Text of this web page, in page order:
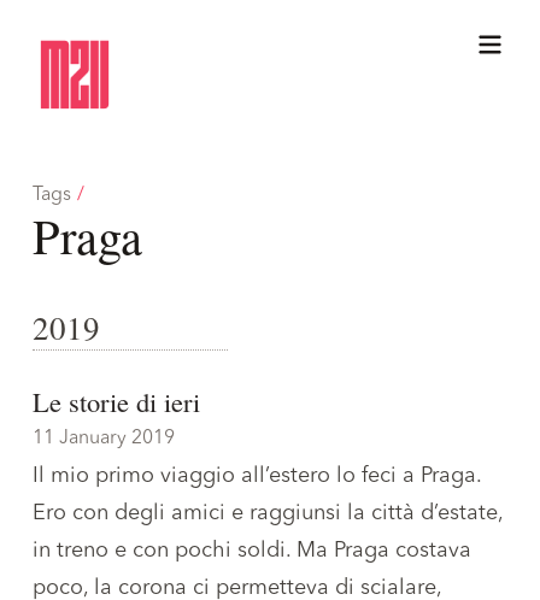
Tags /
Praga
2019
Le storie di ieri
11 January 2019
Il mio primo viaggio all’estero lo feci a Praga.
Ero con degli amici e raggiunsi la città d’estate,
in treno e con pochi soldi. Ma Praga costava
poco, la corona ci permetteva di scialare,